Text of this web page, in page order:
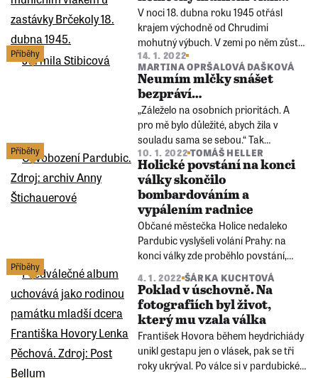
poroučet?
V noci 18. dubna roku 1945 otřásl
krajem východně od Chrudimi
mohutný výbuch. V zemi po něm zůstal
kráter 60 metrů dlouhý a 20 metrů
široký. Kusy vagónů skončily na poli, v
okolí byla najednou vidět světla,
protože exploze rozbila okna, a tím
poškodila zatemnění.
Příběhy
14. 1. 2022
MARTINA OPRŠALOVÁ DAŠKOVÁ
Neumím mlčky snášet
bezpráví…
„Záleželo na osobních prioritách. A
pro mě bylo důležité, abych žila v
souladu sama se sebou.“ Tak
vysvětluje Jarmila Stibicová z Pardubic
důvody, proč se rozhodla podepsat
prohlášení Charty 77.
Příběhy 10. 1. 2022 TOMÁŠ HELLER
Holické povstání na konci
války skončilo
bombardováním a
vypálením radnice
Občané městečka Holice nedaleko
Pardubic vyslyšeli volání Prahy: na
konci války zde proběhlo povstání,
které téměř upadlo do zapomnění.
Holické povstání je ale po Praze jedno
z nejvýznamnějších v českých zemích.
Příběhy
4. 1. 2022 ŠÁRKA KUCHTOVÁ
Poklad v úschovně. Na
fotografiích byl život,
který mu vzala válka
František Hovora během heydrichiády
unikl gestapu jen o vlásek, pak se tři
roky ukrýval. Po válce si v pardubické